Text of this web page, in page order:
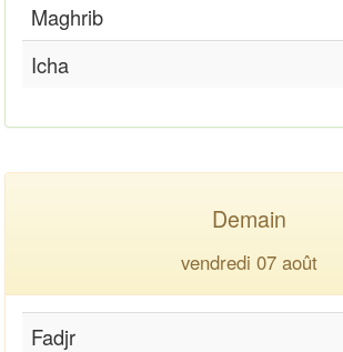
Maghrib
Icha
Demain
vendredi 07 août
Fadjr